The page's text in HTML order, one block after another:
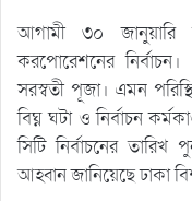
আগামী ৩০ জানুয়ারি
করপোরেশনের
সরস্বতী পূজা। এমন
বিঘ্ন ঘটা ও নির্বাচন
সিটি নির্বাচনের তারিখ
আহ্বান জানিয়েছে ঢাকা